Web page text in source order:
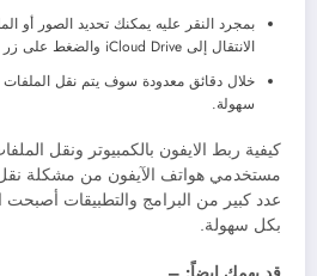
بمجرد النقر عليه يمكنك تحديد الصور أو
الانتقال إلى iCloud Drive والضغط على زر النقل.
خلال دقائق معدودة سوف يتم نقل الملفات
سهولة.
كيفية ربط الايفون بالكمبيوتر ونقل
مستخدمي هواتف الآيفون من مشكلة
عدد كبير من البرامج والتطبيقات أصبحت
بكل سهولة.